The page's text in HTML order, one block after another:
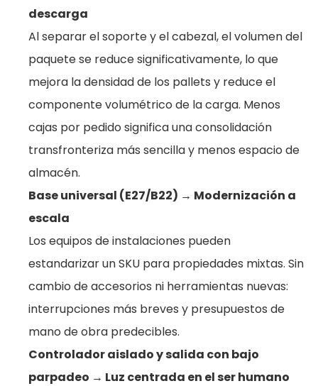
descarga
Al separar el soporte y el cabezal, el volumen del
paquete se reduce significativamente, lo que
mejora la densidad de los pallets y reduce el
componente volumétrico de la carga. Menos
cajas por pedido significa una consolidación
transfronteriza más sencilla y menos espacio de
almacén.
Base universal (E27/B22) → Modernización a
escala
Los equipos de instalaciones pueden
estandarizar un SKU para propiedades mixtas. Sin
cambio de accesorios ni herramientas nuevas:
interrupciones más breves y presupuestos de
mano de obra predecibles.
Controlador aislado y salida con bajo
parpadeo → Luz centrada en el ser humano